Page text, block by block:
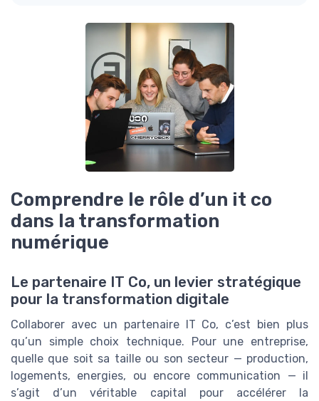
Comprendre le rôle d’un it co
dans la transformation
numérique
Le partenaire IT Co, un levier stratégique
pour la transformation digitale
Collaborer avec un partenaire IT Co, c’est bien plus
qu’un simple choix technique. Pour une entreprise,
quelle que soit sa taille ou son secteur — production,
logements, energies, ou encore communication — il
s’agit d’un véritable capital pour accélérer la